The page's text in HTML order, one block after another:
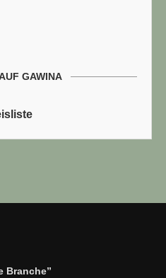
GAWINA
Branche”